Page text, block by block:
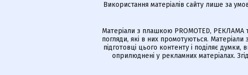
Використання матеріалів сайту лише за
Матеріали з плашкою PROMOTED, РЕКЛАМА
погляди, які в них промотуються.
підготовці цього контенту і поділяє думки,
оприлюднені у рекламних матеріалах.